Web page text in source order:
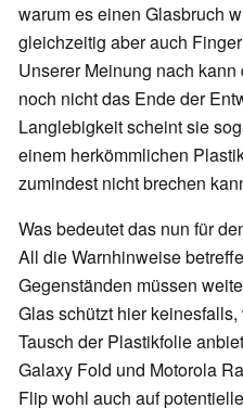
warum es einen Glasbruch
gleichzeitig aber auch
Unserer Meinung nach
noch nicht das Ende der
Langlebigkeit scheint sie
einem herkömmlichen
zumindest nicht brechen
Was bedeutet das nun für
All die Warnhinweise
Gegenständen müssen
Glas schützt hier
Tausch der Plastikfolie
Galaxy Fold und Motorola
Flip wohl auch auf